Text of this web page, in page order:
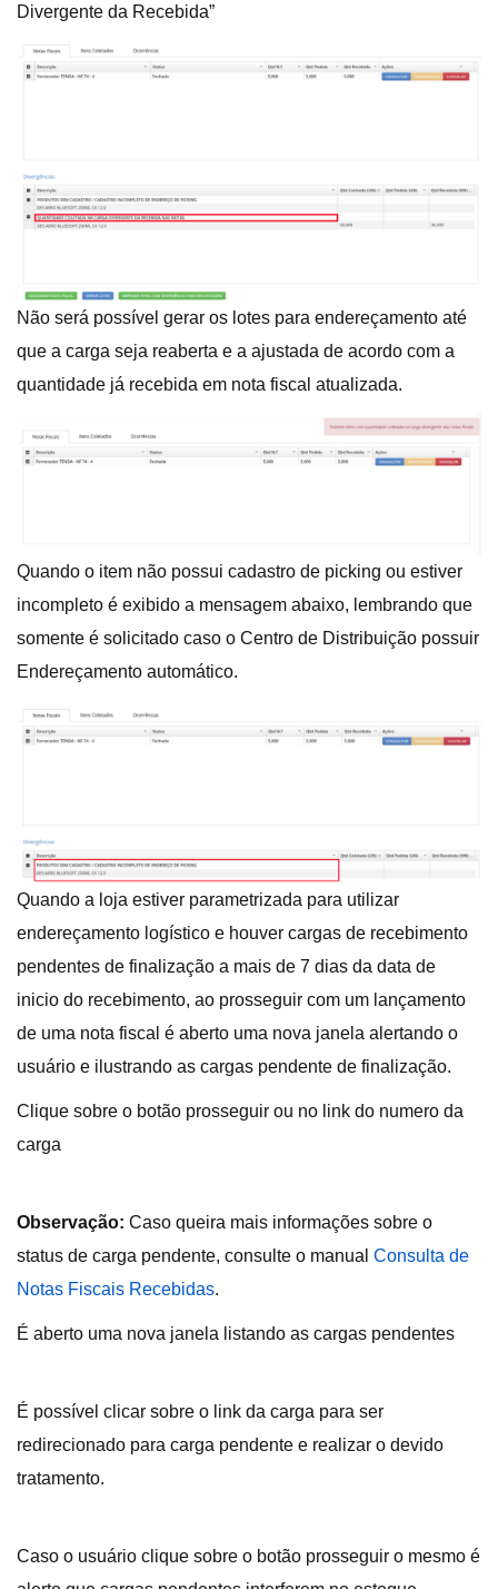
Divergente da Recebida”
Não será possível gerar os lotes para endereçamento até
que a carga seja reaberta e a ajustada de acordo com a
quantidade já recebida em nota fiscal atualizada.
Quando o item não possui cadastro de picking ou estiver
incompleto é exibido a mensagem abaixo, lembrando que
somente é solicitado caso o Centro de Distribuição possuir
Endereçamento automático.
Quando a loja estiver parametrizada para utilizar
endereçamento logístico e houver cargas de recebimento
pendentes de finalização a mais de 7 dias da data de
inicio do recebimento, ao prosseguir com um lançamento
de uma nota fiscal é aberto uma nova janela alertando o
usuário e ilustrando as cargas pendente de finalização.
Clique sobre o botão prosseguir ou no link do numero da
carga
Observação: Caso queira mais informações sobre o
status de carga pendente, consulte o manual Consulta de
Notas Fiscais Recebidas.
É aberto uma nova janela listando as cargas pendentes
É possível clicar sobre o link da carga para ser
redirecionado para carga pendente e realizar o devido
tratamento.
Caso o usuário clique sobre o botão prosseguir o mesmo é